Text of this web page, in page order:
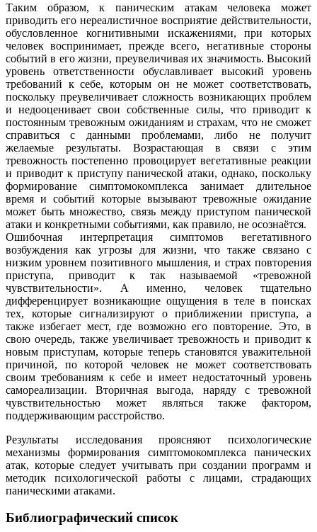
Таким образом, к паническим атакам человека может
приводить его нереалистичное восприятие действительности,
обусловленное когнитивными искажениями, при которых
человек воспринимает, прежде всего, негативные стороны
событий в его жизни, преувеличивая их значимость. Высокий
уровень ответственности обуславливает высокий уровень
требований к себе, которым он не может соответствовать,
поскольку преувеличивает сложность возникающих проблем
и недооценивает свои собственные силы, что приводит к
постоянным тревожным ожиданиям и страхам, что не сможет
справиться с данными проблемами, либо не получит
желаемые результаты. Возрастающая в связи с этим
тревожность постепенно провоцирует вегетативные реакции
и приводит к приступу панической атаки, однако, поскольку
формирование симптомокомплекса занимает длительное
время и событий которые вызывают тревожные ожидание
может быть множество, связь между приступом панической
атаки и конкретными событиями, как правило, не осознаётся.
Ошибочная интерпретация симптомов вегетативного
возбуждения как угрозы для жизни, что также связано с
низким уровнем позитивного мышления, и страх повторения
приступа, приводит к так называемой «тревожной
чувствительности». А именно, человек тщательно
дифференцирует возникающие ощущения в теле в поисках
тех, которые сигнализируют о приближении приступа, а
также избегает мест, где возможно его повторение. Это, в
свою очередь, также увеличивает тревожность и приводит к
новым приступам, которые теперь становятся уважительной
причиной, по которой человек не может соответствовать
своим требованиям к себе и имеет недостаточный уровень
самореализации. Вторичная выгода, наряду с тревожной
чувствительностью может являться также фактором,
поддерживающим расстройство.
Результаты исследования проясняют психологические
механизмы формирования симптомокомплекса панических
атак, которые следует учитывать при создании программ и
методик психологической работы с лицами, страдающих
паническими атаками.
Библиографический список